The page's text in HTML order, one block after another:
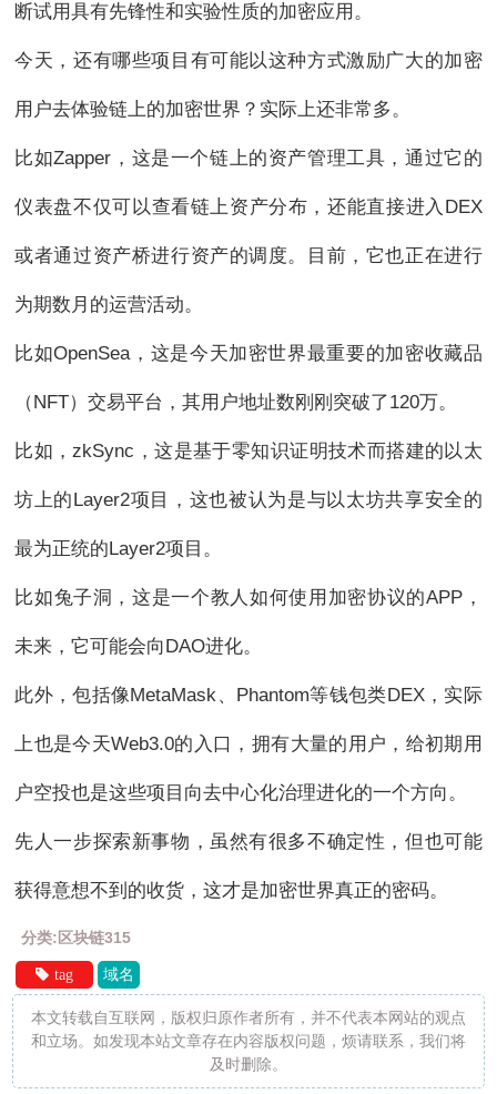
断试用具有先锋性和实验性质的加密应用。
今天，还有哪些项目有可能以这种方式激励广大的加密
用户去体验链上的加密世界？实际上还非常多。
比如Zapper，这是一个链上的资产管理工具，通过它的
仪表盘不仅可以查看链上资产分布，还能直接进入DEX
或者通过资产桥进行资产的调度。目前，它也正在进行
为期数月的运营活动。
比如OpenSea，这是今天加密世界最重要的加密收藏品
（NFT）交易平台，其用户地址数刚刚突破了120万。
比如，zkSync，这是基于零知识证明技术而搭建的以太
坊上的Layer2项目，这也被认为是与以太坊共享安全的
最为正统的Layer2项目。
比如兔子洞，这是一个教人如何使用加密协议的APP，
未来，它可能会向DAO进化。
此外，包括像MetaMask、Phantom等钱包类DEX，实际
上也是今天Web3.0的入口，拥有大量的用户，给初期用
户空投也是这些项目向去中心化治理进化的一个方向。
先人一步探索新事物，虽然有很多不确定性，但也可能
获得意想不到的收货，这才是加密世界真正的密码。
分类:区块链315
tag 域名
本文转载自互联网，版权归原作者所有，并不代表本网站的观点
和立场。如发现本站文章存在内容版权问题，烦请联系，我们将
及时删除。